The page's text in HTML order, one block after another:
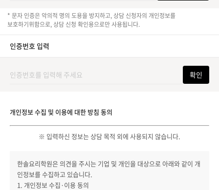
* 문자 인증은 악의적 명의 도용을 방지하고, 상담 신청자의 개인정보를
보호하기위함으로, 상담 신청 확인용으로만 사용됩니다.
인증번호 입력
확인
개인정보 수집 및 이용에 대한 방침 동의
※ 입력하신 정보는 상담 목적 외에 사용되지 않습니다.
한솔요리학원은 의견을 주시는 기업 및 개인을 대상으로 아래와 같이 개
인정보를 수집하고 있습니다.
1. 개인정보 수집·이용 동의